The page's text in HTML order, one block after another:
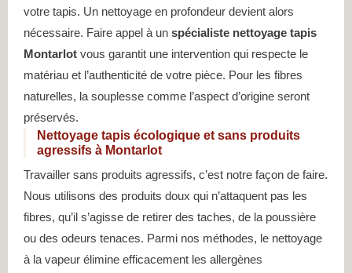
votre tapis. Un nettoyage en profondeur devient alors
nécessaire. Faire appel à un spécialiste nettoyage tapis
Montarlot vous garantit une intervention qui respecte le
matériau et l’authenticité de votre pièce. Pour les fibres
naturelles, la souplesse comme l’aspect d’origine seront
préservés.
Nettoyage tapis écologique et sans produits
agressifs à Montarlot
Travailler sans produits agressifs, c’est notre façon de faire.
Nous utilisons des produits doux qui n’attaquent pas les
fibres, qu’il s’agisse de retirer des taches, de la poussière
ou des odeurs tenaces. Parmi nos méthodes, le nettoyage
à la vapeur élimine efficacement les allergènes